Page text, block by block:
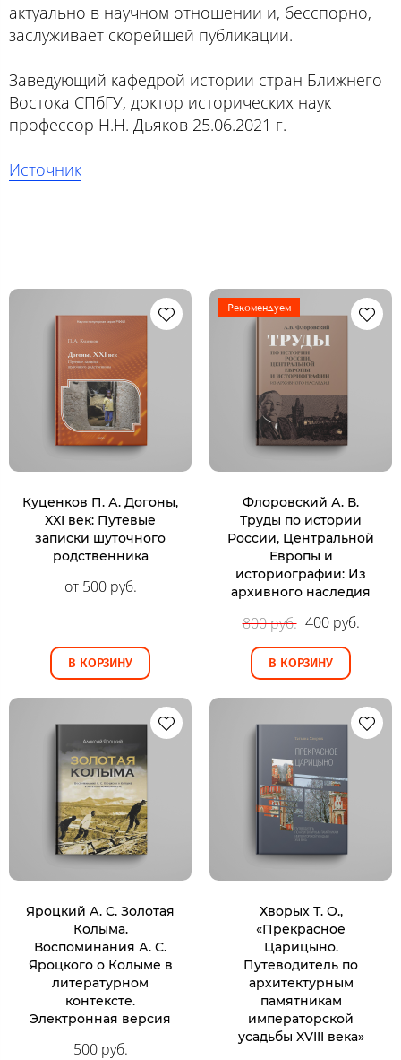
актуально в научном отношении и, бесспорно,
заслуживает скорейшей публикации.
Заведующий кафедрой истории стран Ближнего
Востока СПбГУ, доктор исторических наук
профессор Н.Н. Дьяков 25.06.2021 г.
Источник
Куценков П. А. Догоны,
XXI век: Путевые
записки шуточного
родственника
от 500 руб.
В КОРЗИНУ
Рекомендуем
Флоровский А. В.
Труды по истории
России, Центральной
Европы и
историографии: Из
архивного наследия
800 руб. 400 руб.
В КОРЗИНУ
Яроцкий А. С. Золотая
Колыма.
Воспоминания А. С.
Яроцкого о Колыме в
литературном
контексте.
Электронная версия
500 руб.
Хворых Т. О.,
«Прекрасное
Царицыно.
Путеводитель по
архитектурным
памятникам
императорской
усадьбы XVIII века»